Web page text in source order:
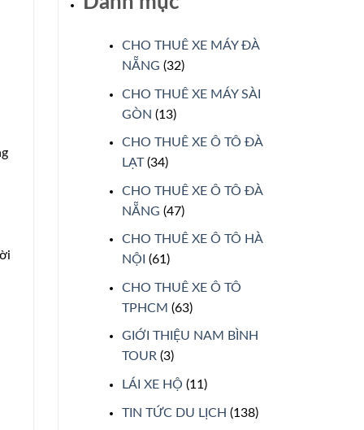
CHO THUÊ XE MÁY ĐÀ
NẴNG (32)
CHO THUÊ XE MÁY SÀI
GÒN (13)
CHO THUÊ XE Ô TÔ ĐÀ
LẠT(34)
CHO THUÊ XE Ô TÔ ĐÀ
NẴNG (47)
CHO THUÊ XE Ô TÔ HÀ
NỘI (61)
CHO THUÊ XE Ô TÔ
TPHCM (63)
GIỚI THIỆU NAM BÌNH
TOUR (3)
LÁI XE HỘ (11)
TIN TỨC DU LỊCH (138)